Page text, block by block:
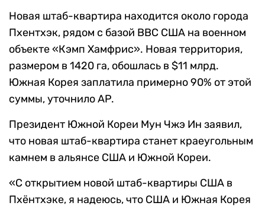
Новая штаб-квартира находится около города
Пхентхэк, рядом с базой ВВС США на военном
объекте «Кэмп Хамфрис». Новая территория,
размером в 1420 га, обошлась в $11 млрд.
Южная Корея заплатила примерно 90% от этой
суммы, уточнило AP.
Президент Южной Кореи Мун Чжэ Ин заявил,
что новая штаб-квартира станет краеугольным
камнем в альянсе США и Южной Кореи.
«С открытием новой штаб-квартиры США в
Пхёнтхэке, я надеюсь, что США и Южная Корея